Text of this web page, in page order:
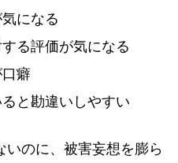
になる
る評価が気になる
口癖
と勘違いしやすい
いのに、被害妄想を膨ら